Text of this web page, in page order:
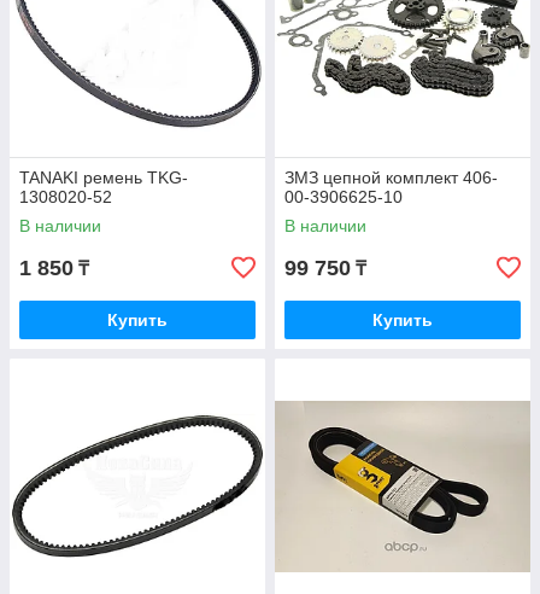
TANAKI ремень TKG-
1308020-52
В наличии
1 850 ₸
Купить
ЗМЗ цепной комплект 406-
00-3906625-10
В наличии
99 750 ₸
Купить